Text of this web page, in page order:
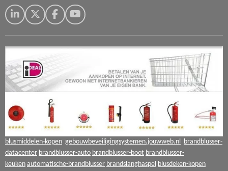
L
n
k
d
I
n
X
F
c
e
Y
u
T
blusmiddelen-kopen gebouwbeveiligingsystemen.jouwweb.nl brandblusser-
datacenter brandblusser-auto brandblusser-boot brandblusser-
keuken automatische-brandblusser brandslanghaspel blusdeken-kopen